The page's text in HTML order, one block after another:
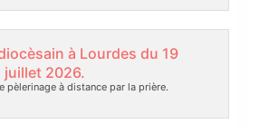
à Lourdes du 19
juillet 2026.
pèlerinage à distance par la prière.